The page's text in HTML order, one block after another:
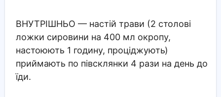
ВНУТРІШНЬО — настій трави (2 столові
ложки сировини на 400 мл окропу,
настоюють 1 годину, проціджують)
приймають по півсклянки 4 рази на день до
їди.